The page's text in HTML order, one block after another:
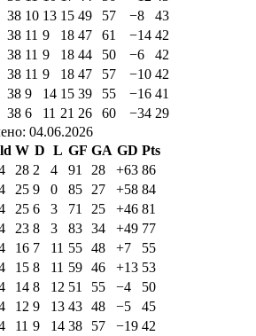
38 10 13 15 49 57 −8
43
38 11 9 18 47 61 −14 42
38 11 9 18 44 50 −6
42
38 11 9 18 47 57 −10 42
38 9 14 15 39 55 −16 41
38 6 11 21 26 60 −34 29
04.06.2026
W D L GF GA GD Pts
28 2 4 91 28 +63 86
25 9 0 85 27 +58 84
25 6 3 71 25 +46 81
23 8 3 83 34 +49 77
16 7 11 55 48 +7
55
15 8 11 59 46 +13 53
14 8 12 51 55 −4
50
12 9 13 43 48 −5
45
11 9 14 38 57 −19 42